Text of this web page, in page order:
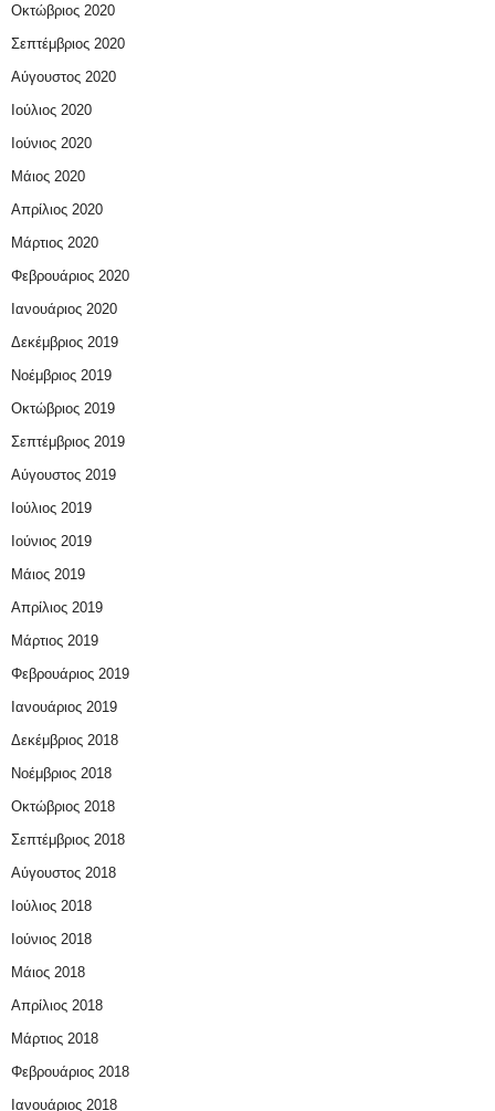
Οκτώβριος 2020
Σεπτέμβριος 2020
Αύγουστος 2020
Ιούλιος 2020
Ιούνιος 2020
Μάιος 2020
Απρίλιος 2020
Μάρτιος 2020
Φεβρουάριος 2020
Ιανουάριος 2020
Δεκέμβριος 2019
Νοέμβριος 2019
Οκτώβριος 2019
Σεπτέμβριος 2019
Αύγουστος 2019
Ιούλιος 2019
Ιούνιος 2019
Μάιος 2019
Απρίλιος 2019
Μάρτιος 2019
Φεβρουάριος 2019
Ιανουάριος 2019
Δεκέμβριος 2018
Νοέμβριος 2018
Οκτώβριος 2018
Σεπτέμβριος 2018
Αύγουστος 2018
Ιούλιος 2018
Ιούνιος 2018
Μάιος 2018
Απρίλιος 2018
Μάρτιος 2018
Φεβρουάριος 2018
Ιανουάριος 2018